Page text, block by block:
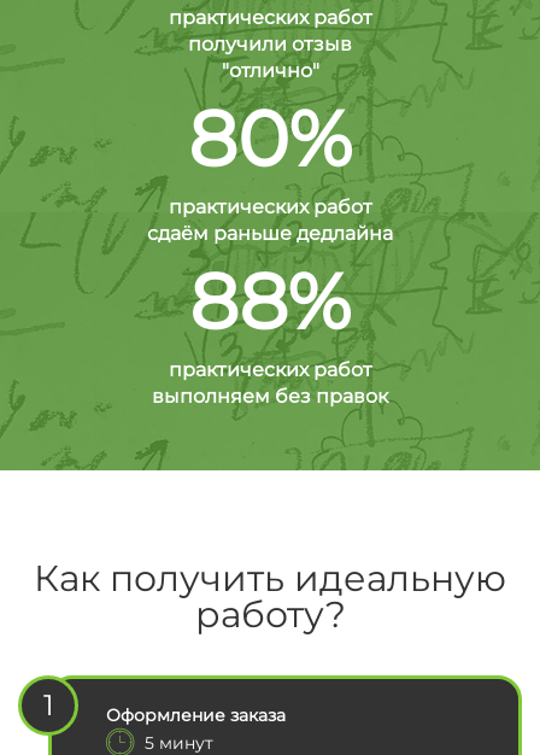
практических работ
получили отзыв
"отлично"
80%
практических работ
сдаём раньше дедлайна
88%
практических работ
выполняем без правок
Как получить идеальную
работу?
1
Оформление заказа
5 минут